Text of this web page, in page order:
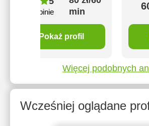
2 opinie
min
Pokaż profil
Więcej podobnych
Wcześniej oglądane